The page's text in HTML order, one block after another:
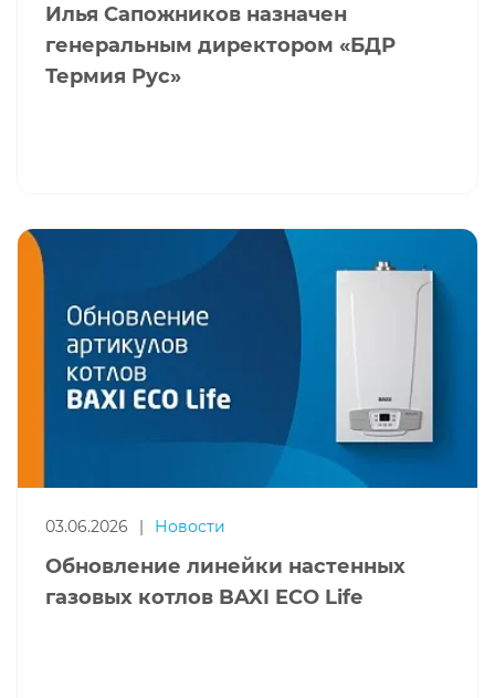
Илья Сапожников назначен
генеральным директором «БДР
Термия Рус»
03.06.2026 Новости
Обновление линейки настенных
газовых котлов BAXI ECO Life